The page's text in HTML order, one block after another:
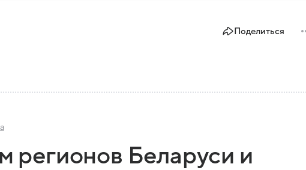
Поделиться
регионов Беларуси и